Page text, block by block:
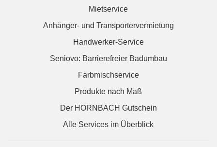
Mietservice
Anhänger- und Transportervermietung
Handwerker-Service
Seniovo: Barrierefreier Badumbau
Farbmischservice
Produkte nach Maß
Der HORNBACH Gutschein
Alle Services im Überblick